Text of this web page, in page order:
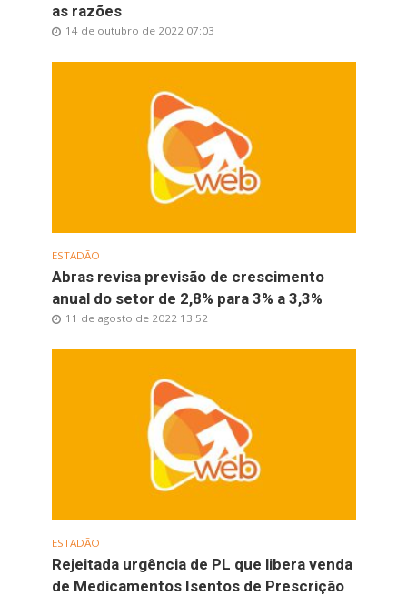
as razões
14 de outubro de 2022 07:03
ESTADÃO
Abras revisa previsão de crescimento
anual do setor de 2,8% para 3% a 3,3%
11 de agosto de 2022 13:52
ESTADÃO
Rejeitada urgência de PL que libera venda
de Medicamentos Isentos de Prescrição